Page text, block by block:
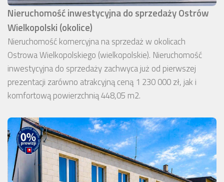
Nieruchomość inwestycyjna do sprzedaży Ostrów
Wielkopolski (okolice)
Nieruchomość komercyjna na sprzedaż w okolicach
Ostrowa Wielkopolskiego (wielkopolskie). Nieruchomość
inwestycyjna do sprzedaży zachwyca już od pierwszej
prezentacji zarówno atrakcyjną ceną 1 230 000 zł, jak i
komfortową powierzchnią 448,05 m2.